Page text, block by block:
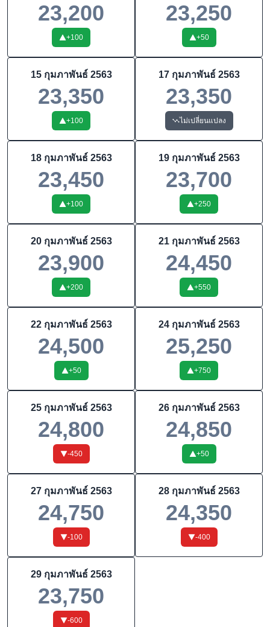
23,200
+100
23,250
+50
15 กุมภาพันธ์ 2563
23,350
+100
17 กุมภาพันธ์ 2563
23,350
ไม่เปลี่ยนแปลง
18 กุมภาพันธ์ 2563
23,450
+100
19 กุมภาพันธ์ 2563
23,700
+250
20 กุมภาพันธ์ 2563
23,900
+200
21 กุมภาพันธ์ 2563
24,450
+550
22 กุมภาพันธ์ 2563
24,500
+50
24 กุมภาพันธ์ 2563
25,250
+750
25 กุมภาพันธ์ 2563
24,800
-450
26 กุมภาพันธ์ 2563
24,850
+50
27 กุมภาพันธ์ 2563
24,750
-100
28 กุมภาพันธ์ 2563
24,350
-400
29 กุมภาพันธ์ 2563
23,750
-600